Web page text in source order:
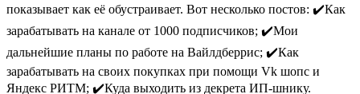
показывает как её обустраивает. Вот несколько постов: ✔️Как
зарабатывать на канале от 1000 подписчиков; ✔️Мои
дальнейшие планы по работе на Вайлдберрис; ✔️Как
зарабатывать на своих покупках при помощи Vk шопс и
Яндекс РИТМ; ✔️Куда выходить из декрета ИП-шнику.